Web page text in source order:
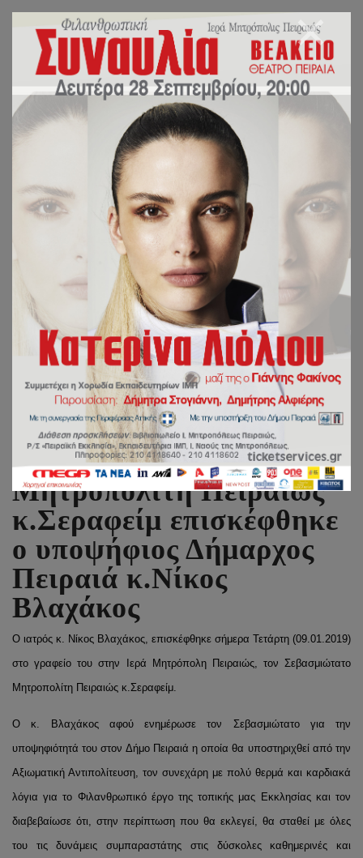
Τον Σεβασμιώτατο
Μητροπολίτη Πειραιώς
κ.Σεραφείμ επισκέφθηκε
ο υποψήφιος Δήμαρχος
Πειραιά κ.Νίκος
Βλαχάκος
Ο ιατρός κ. Νίκος Βλαχάκος, επισκέφθηκε σήμερα Τετάρτη (09.01.2019)
στο γραφείο του στην Ιερά Μητρόπολη Πειραιώς, τον Σεβασμιώτατο
Μητροπολίτη Πειραιώς κ.Σεραφείμ.
Ο κ. Βλαχάκος αφού ενημέρωσε τον Σεβασμιώτατο για την
υποψηφιότητά του στον Δήμο Πειραιά η οποία θα υποστηριχθεί από την
Αξιωματική Αντιπολίτευση, τον συνεχάρη με πολύ θερμά και καρδιακά
λόγια για το Φιλανθρωπικό έργο της τοπικής μας Εκκλησίας και τον
διαβεβαίωσε ότι, στην περίπτωση που θα εκλεγεί, θα σταθεί με όλες
του τις δυνάμεις συμπαραστάτης στις δύσκολες καθημερινές και